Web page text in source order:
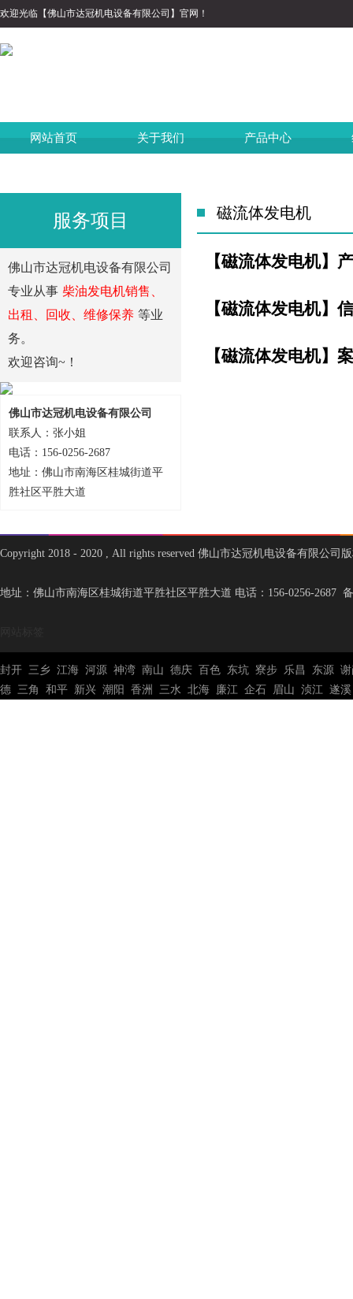
欢迎光临【佛山市达冠机电设备有限公司】官网！
网站首页 关于我们 产品中心
服务项目
佛山市达冠机电设备有限公司
专业从事 柴油发电机销售、
出租、回收、维修保养 等业
务。
欢迎咨询~！
佛山市达冠机电设备有限公司
联系人：张小姐
电话：156-0256-2687
地址：佛山市南海区桂城街道平
胜社区平胜大道
磁流体发电机
【磁流体发电机】
【磁流体发电机】
【磁流体发电机】
Copyright 2018 - 2020 , All rights reserved 佛山市达冠机电设备有限公司
地址：佛山市南海区桂城街道平胜社区平胜大道 电话：156-0256-2687
封开 三乡 江海 河源 神湾 南山 德庆 百色 东坑 寮步 乐昌 东源
德 三角 和平 新兴 潮阳 香洲 三水 北海 廉江 企石 眉山 浈江 遂溪